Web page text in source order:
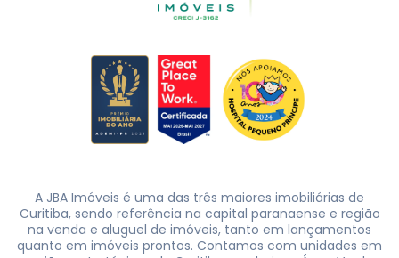
A JBA Imóveis é uma das três maiores imobiliárias de
Curitiba, sendo referência na capital paranaense e região
na venda e aluguel de imóveis, tanto em lançamentos
quanto em imóveis prontos. Contamos com unidades em